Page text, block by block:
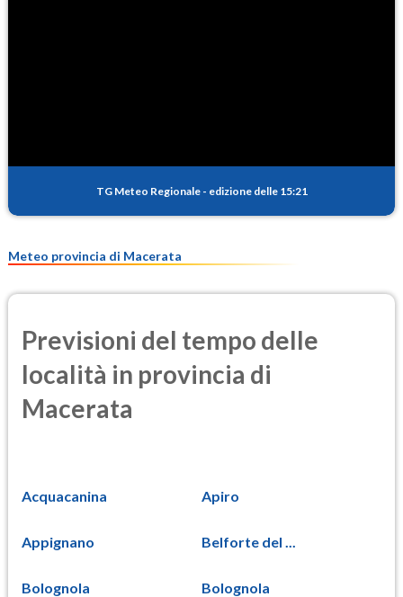
PM25
TG Meteo Regionale - edizione delle 15:21
Meteo provincia di Macerata
Previsioni del tempo delle
località in provincia di
Macerata
Acquacanina Apiro
Appignano Belforte del ...
Bolognola Bolognola